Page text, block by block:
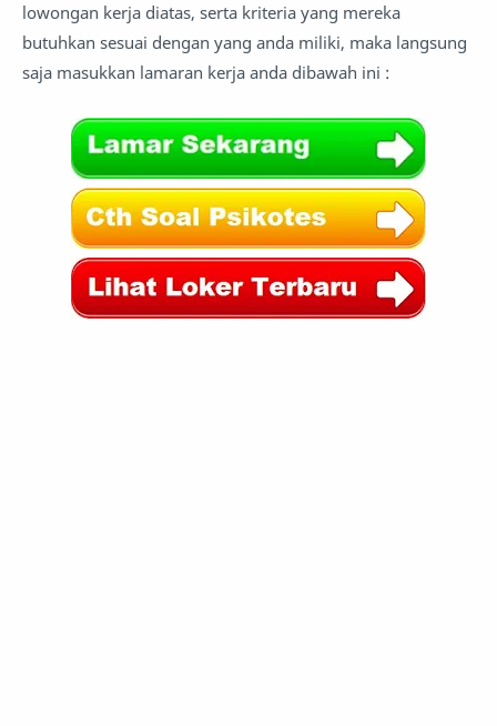
lowongan kerja diatas, serta kriteria yang mereka
butuhkan sesuai dengan yang anda miliki, maka langsung
saja masukkan lamaran kerja anda dibawah ini :